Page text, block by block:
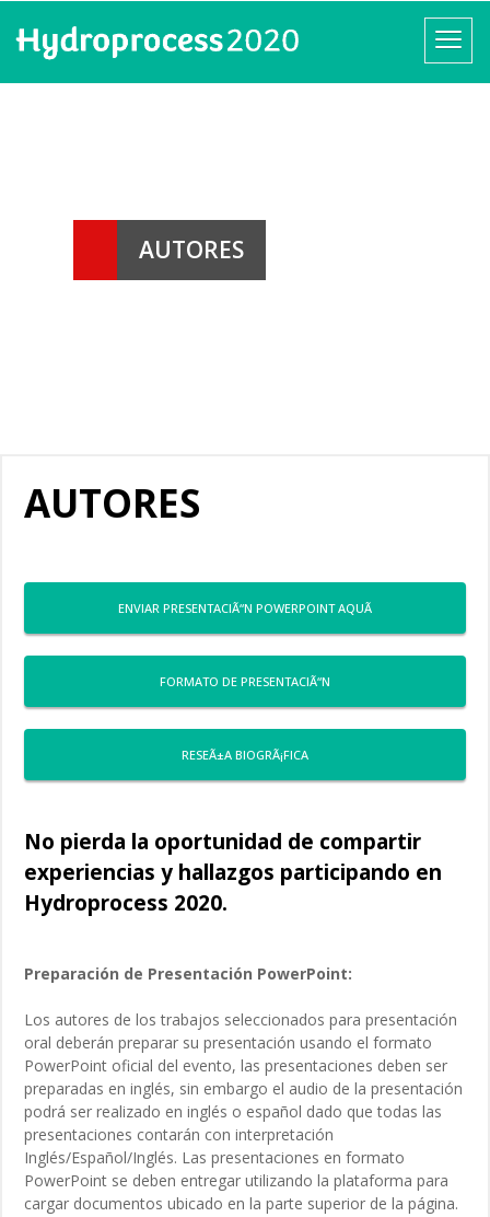
AUTORES
AUTORES
ENVIAR PRESENTACIÃ“N POWERPOINT AQUÃ
FORMATO DE PRESENTACIÃ“N
RESEÃ±A BIOGRÃ¡FICA
No pierda la oportunidad de compartir
experiencias y hallazgos participando en
Hydroprocess 2020.
Preparación de Presentación PowerPoint:
Los autores de los trabajos seleccionados para presentación
oral deberán preparar su presentación usando el formato
PowerPoint oficial del evento, las presentaciones deben ser
preparadas en inglés, sin embargo el audio de la presentación
podrá ser realizado en inglés o español dado que todas las
presentaciones contarán con interpretación
Inglés/Español/Inglés. Las presentaciones en formato
PowerPoint se deben entregar utilizando la plataforma para
cargar documentos ubicado en la parte superior de la página.